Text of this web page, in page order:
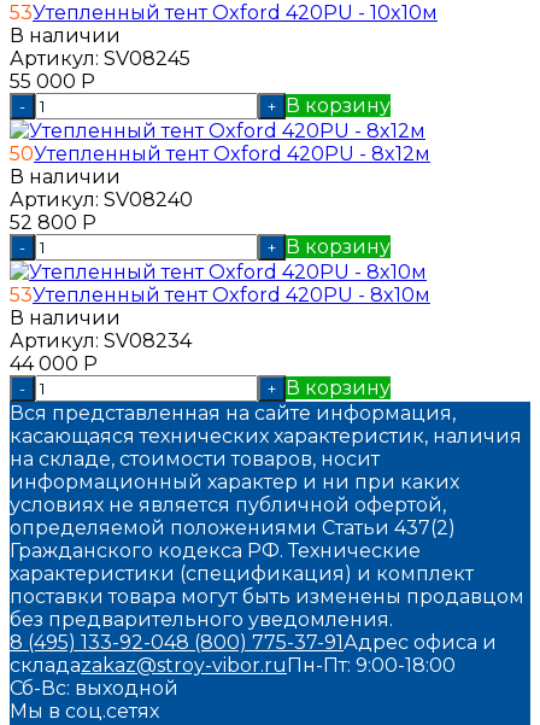
53Утепленный тент Oxford 420PU - 10x10м
В наличии
Артикул: SV08245
55 000 Р
- + В корзину
50Утепленный тент Oxford 420PU - 8x12м
В наличии
Артикул: SV08240
52 800 Р
- + В корзину
53Утепленный тент Oxford 420PU - 8x10м
В наличии
Артикул: SV08234
44 000 Р
- + В корзину
Вся представленная на сайте информация,
касающаяся технических характеристик, наличия
на складе, стоимости товаров, носит
информационный характер и ни при каких
условиях не является публичной офертой,
определяемой положениями Статьи 437(2)
Гражданского кодекса РФ. Технические
характеристики (спецификация) и комплект
поставки товара могут быть изменены продавцом
без предварительного уведомления.
8 (495) 133-92-048 (800) 775-37-91Адрес офиса и
складаzakaz@stroy-vibor.ruПн-Пт: 9:00-18:00
Сб-Вс: выходной
Мы в соц.сетях